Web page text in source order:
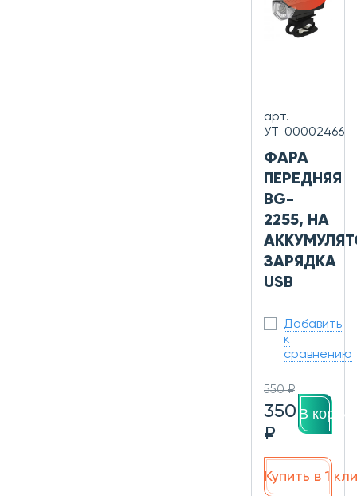
арт.
УТ-00002466
ФАРА
ПЕРЕДНЯЯ
BG-
2255, НА
ЗАРЯДКА
USB
Добавить
к
сравнению
550 ₽
350
₽
В
Купить в 1